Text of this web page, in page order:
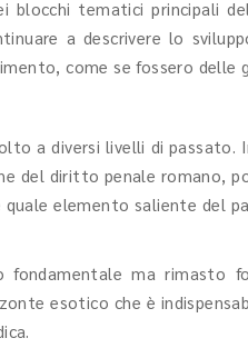
blocchi tematici principali
a descrivere lo
come se fossero delle
a diversi livelli di passato.
del diritto penale romano,
elemento saliente del
ma rimasto
esotico che è